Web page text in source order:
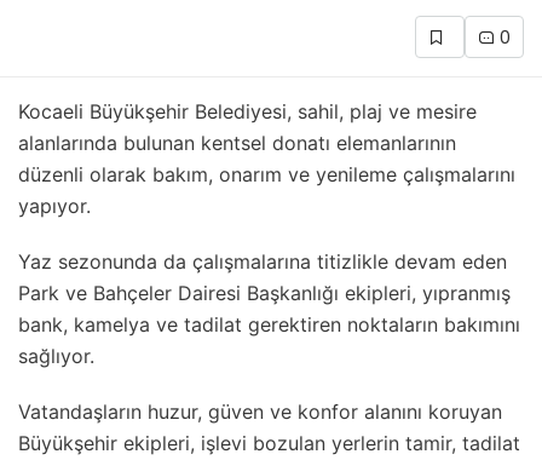
0
Kocaeli Büyükşehir Belediyesi, sahil, plaj ve mesire
alanlarında bulunan kentsel donatı elemanlarının
düzenli olarak bakım, onarım ve yenileme çalışmalarını
yapıyor.
Yaz sezonunda da çalışmalarına titizlikle devam eden
Park ve Bahçeler Dairesi Başkanlığı ekipleri, yıpranmış
bank, kamelya ve tadilat gerektiren noktaların bakımını
sağlıyor.
Vatandaşların huzur, güven ve konfor alanını koruyan
Büyükşehir ekipleri, işlevi bozulan yerlerin tamir, tadilat